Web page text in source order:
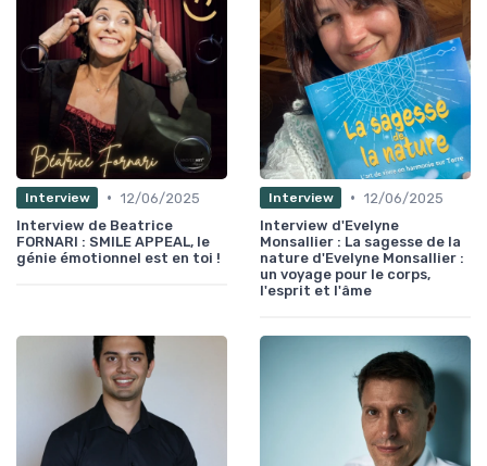
Interview • 12/06/2025
Interview de Beatrice
FORNARI : SMILE APPEAL, le
génie émotionnel est en toi !
Interview • 12/06/2025
Interview d'Evelyne
Monsallier : La sagesse de la
nature d'Evelyne Monsallier :
un voyage pour le corps,
l'esprit et l'âme